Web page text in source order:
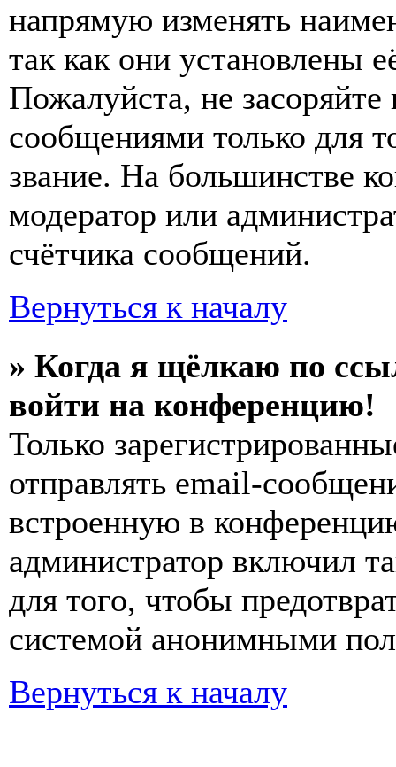
напрямую изменять
так как они установлены
Пожалуйста, не
сообщениями только для
звание. На большинстве
модератор или
счётчика сообщений.
Вернуться к началу
» Когда я щёлкаю по
войти на конференцию!
Только
отправлять email-
встроенную в
администратор включил
для того, чтобы
системой анонимными
Вернуться к началу